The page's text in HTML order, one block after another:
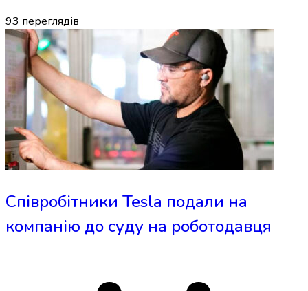
93 переглядів
Співробітники Tesla подали на
компанію до суду на роботодавця